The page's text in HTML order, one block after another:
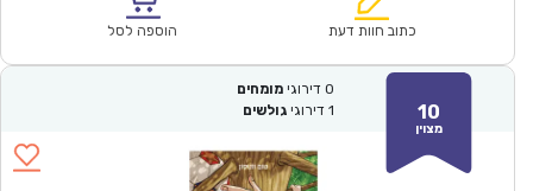
₪67.00.
כתוב חוות דעת הוספה לסל
10
מצוין
0 דירוגי מומחים
1 דירוגי גולשים